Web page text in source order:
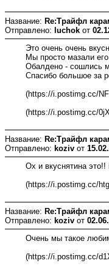
Название: Re:Трайфл
Отправлено: luchok от
Это очень очень
Мы просто мазали
Обалдено - сошлись
Спасибо большое за
(https://i.postimg.cc/
(https://i.postimg.cc/
Название: Re:Трайфл
Отправлено: koziv от
Ох и вкуснятина
(https://i.postimg.cc/
Название: Re:Трайфл
Отправлено: koziv от
Очень мы такое
(https://i.postimg.cc/